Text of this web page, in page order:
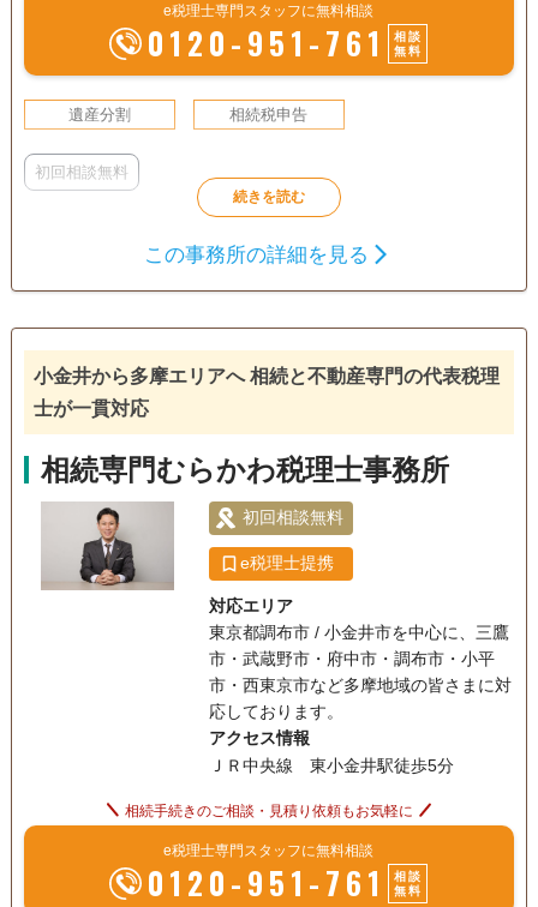
e税理士専門スタッフに無料相談
0120-951-761
相談
無料
遺産分割 相続税申告
初回相談無料
この事務所の詳細を見る
小金井から多摩エリアへ 相続と不動産専門の代表税理
士が一貫対応
相続専門むらかわ税理士事務所
初回相談無料
e税理士提携
対応エリア
東京都調布市 / 小金井市を中心に、三鷹
市・武蔵野市・府中市・調布市・小平
市・西東京市など多摩地域の皆さまに対
応しております。
アクセス情報
ＪＲ中央線 東小金井駅徒歩5分
相続手続きのご相談・見積り依頼もお気軽に
e税理士専門スタッフに無料相談
0120-951-761
相談
無料